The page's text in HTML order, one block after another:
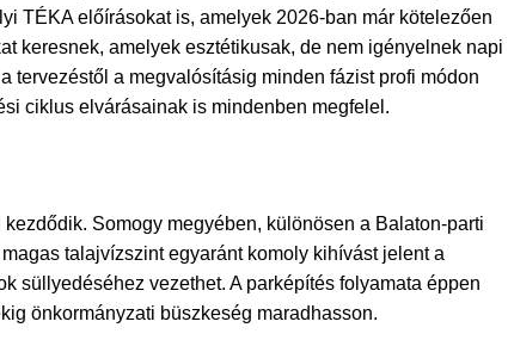
TÉKA előírásokat is, amelyek 2026-ban már kötelezően
keresnek, amelyek esztétikusak, de nem igényelnek napi
tervezéstől a megvalósításig minden fázist profi módon
ciklus elvárásainak is mindenben megfelel.
Somogy megyében, különösen a Balaton-parti
talajvízszint egyaránt komoly kihívást jelent a
süllyedéséhez vezethet. A parképítés folyamata éppen
önkormányzati büszkeség maradhasson.